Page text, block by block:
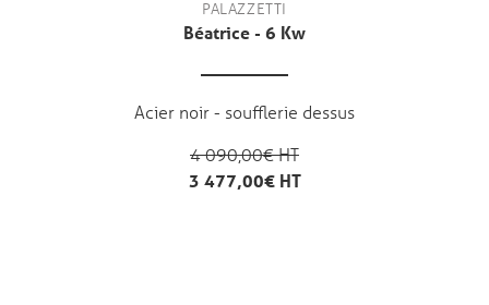
PALAZZETTI
Béatrice - 6 Kw
Acier noir - soufflerie dessus
4 090,00€ HT
3 477,00€ HT